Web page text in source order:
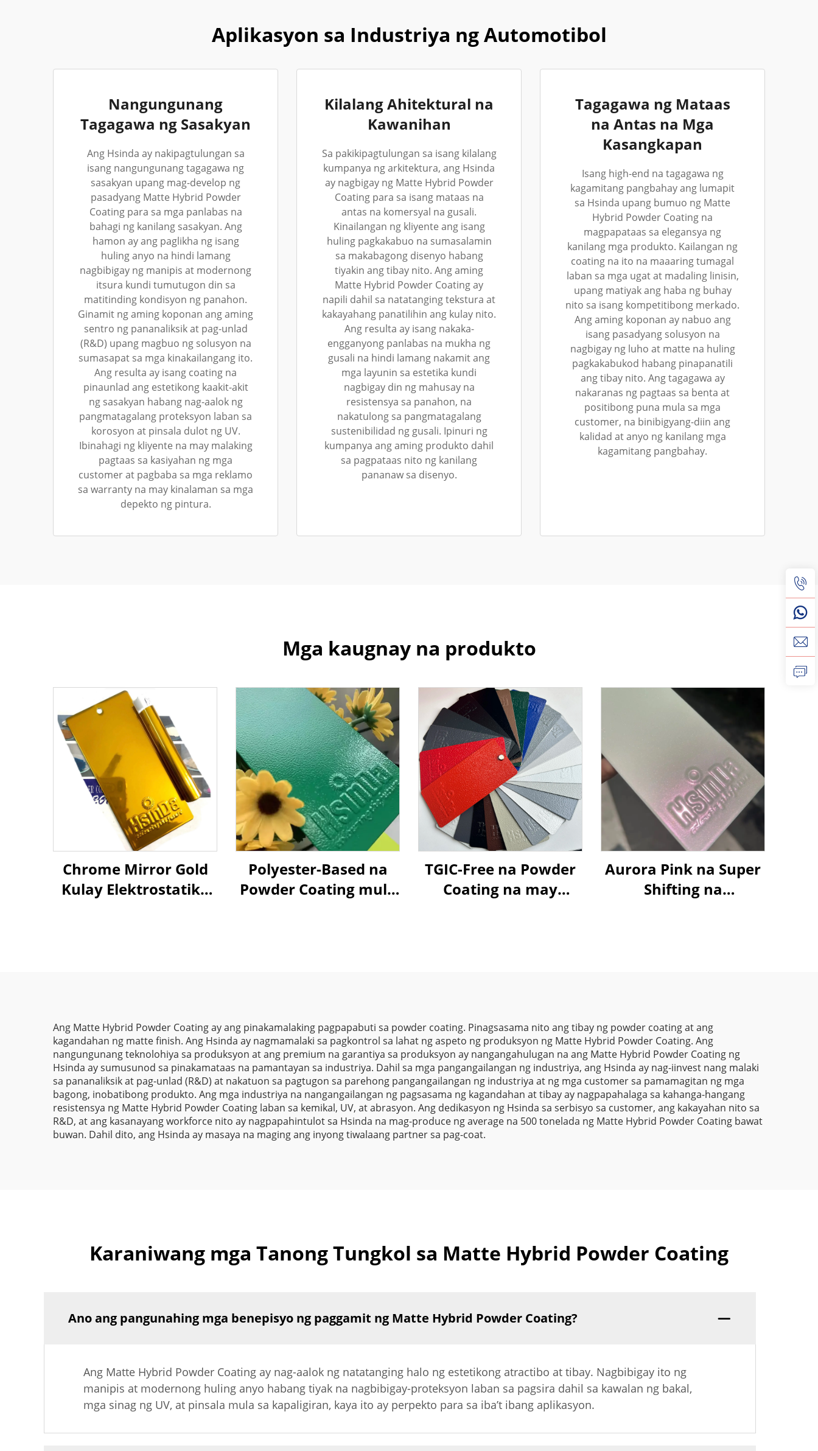
Aplikasyon sa Industriya ng Automotibol
Nangungunang
Tagagawa ng Sasakyan
Ang Hsinda ay nakipagtulungan sa
isang nangungunang tagagawa ng
sasakyan upang mag-develop ng
pasadyang Matte Hybrid Powder
Coating para sa mga panlabas na
bahagi ng kanilang sasakyan. Ang
hamon ay ang paglikha ng isang
huling anyo na hindi lamang
nagbibigay ng manipis at modernong
itsura kundi tumutugon din sa
matitinding kondisyon ng panahon.
Ginamit ng aming koponan ang aming
sentro ng pananaliksik at pag-unlad
(R&D) upang magbuo ng solusyon na
sumasapat sa mga kinakailangang ito.
Ang resulta ay isang coating na
pinaunlad ang estetikong kaakit-akit
ng sasakyan habang nag-aalok ng
pangmatagalang proteksyon laban sa
korosyon at pinsala dulot ng UV.
Ibinahagi ng kliyente na may malaking
pagtaas sa kasiyahan ng mga
customer at pagbaba sa mga reklamo
sa warranty na may kinalaman sa mga
depekto ng pintura.
Kilalang Ahitektural na
Kawanihan
Sa pakikipagtulungan sa isang kilalang
kumpanya ng arkitektura, ang Hsinda
ay nagbigay ng Matte Hybrid Powder
Coating para sa isang mataas na
antas na komersyal na gusali.
Kinailangan ng kliyente ang isang
huling pagkakabuo na sumasalamin
sa makabagong disenyo habang
tiyakin ang tibay nito. Ang aming
Matte Hybrid Powder Coating ay
napili dahil sa natatanging tekstura at
kakayahang panatilihin ang kulay nito.
Ang resulta ay isang nakaka-
engganyong panlabas na mukha ng
gusali na hindi lamang nakamit ang
mga layunin sa estetika kundi
nagbigay din ng mahusay na
resistensya sa panahon, na
nakatulong sa pangmatagalang
sustenibilidad ng gusali. Ipinuri ng
kumpanya ang aming produkto dahil
sa pagpataas nito ng kanilang
pananaw sa disenyo.
Tagagawa ng Mataas
na Antas na Mga
Kasangkapan
Isang high-end na tagagawa ng
kagamitang pangbahay ang lumapit
sa Hsinda upang bumuo ng Matte
Hybrid Powder Coating na
magpapataas sa elegansya ng
kanilang mga produkto. Kailangan ng
coating na ito na maaaring tumagal
laban sa mga ugat at madaling linisin,
upang matiyak ang haba ng buhay
nito sa isang kompetitibong merkado.
Ang aming koponan ay nabuo ang
isang pasadyang solusyon na
nagbigay ng luho at matte na huling
pagkakabukod habang pinapanatili
ang tibay nito. Ang tagagawa ay
nakaranas ng pagtaas sa benta at
positibong puna mula sa mga
customer, na binibigyang-diin ang
kalidad at anyo ng kanilang mga
kagamitang pangbahay.
Mga kaugnay na produkto
Chrome Mirror Gold
Kulay Elektrostatiko
Polyester-Based na
Powder Coating mula
TGIC-Free na Powder
Coating na may
Aurora Pink na Super
Shifting na
Ang Matte Hybrid Powder Coating ay ang pinakamalaking pagpapabuti sa powder coating. Pinagsasama nito ang tibay ng powder coating at ang
kagandahan ng matte finish. Ang Hsinda ay nagmamalaki sa pagkontrol sa lahat ng aspeto ng produksyon ng Matte Hybrid Powder Coating. Ang
nangungunang teknolohiya sa produksyon at ang premium na garantiya sa produksyon ay nangangahulugan na ang Matte Hybrid Powder Coating ng
Hsinda ay sumusunod sa pinakamataas na pamantayan sa industriya. Dahil sa mga pangangailangan ng industriya, ang Hsinda ay nag-iinvest nang malaki
sa pananaliksik at pag-unlad (R&D) at nakatuon sa pagtugon sa parehong pangangailangan ng industriya at ng mga customer sa pamamagitan ng mga
bagong, inobatibong produkto. Ang mga industriya na nangangailangan ng pagsasama ng kagandahan at tibay ay nagpapahalaga sa kahanga-hangang
resistensya ng Matte Hybrid Powder Coating laban sa kemikal, UV, at abrasyon. Ang dedikasyon ng Hsinda sa serbisyo sa customer, ang kakayahan nito sa
R&D, at ang kasanayang workforce nito ay nagpapahintulot sa Hsinda na mag-produce ng average na 500 tonelada ng Matte Hybrid Powder Coating bawat
buwan. Dahil dito, ang Hsinda ay masaya na maging ang inyong tiwalaang partner sa pag-coat.
Karaniwang mga Tanong Tungkol sa Matte Hybrid Powder Coating
Ano ang pangunahing mga benepisyo ng paggamit ng Matte Hybrid Powder Coating?
Ang Matte Hybrid Powder Coating ay nag-aalok ng natatanging halo ng estetikong atractibo at tibay. Nagbibigay ito ng
manipis at modernong huling anyo habang tiyak na nagbibigay-proteksyon laban sa pagsira dahil sa kawalan ng bakal,
mga sinag ng UV, at pinsala mula sa kapaligiran, kaya ito ay perpekto para sa iba’t ibang aplikasyon.